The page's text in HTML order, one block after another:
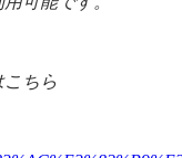
ちら